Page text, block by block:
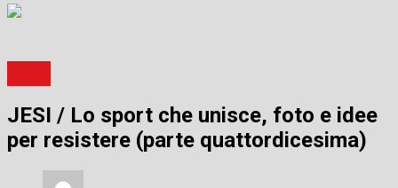
JESI / Lo sport che unisce, foto e idee
per resistere (parte quattordicesima)